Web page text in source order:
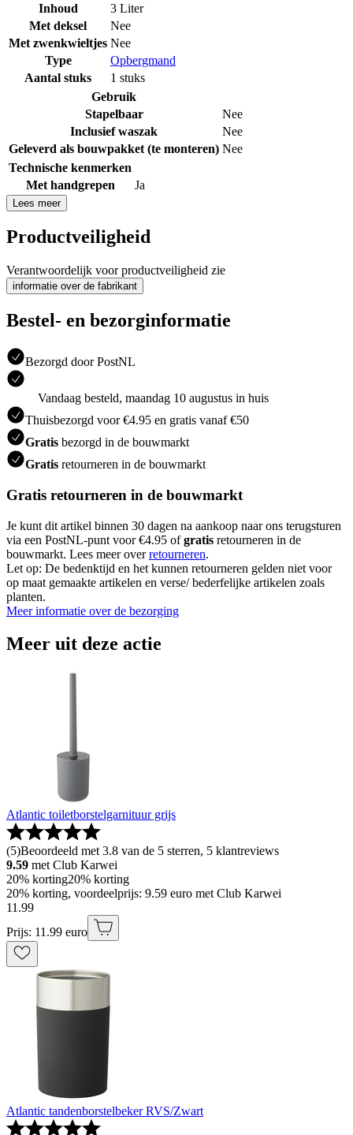
Inhoud
3 Liter
Met deksel
Nee
Met zwenkwieltjes Nee
Type
Opbergmand
Aantal stuks
1 stuks
Gebruik
Stapelbaar
Nee
Inclusief waszak
Nee
Geleverd als bouwpakket (te monteren) Nee
Technische kenmerken
Met handgrepen
Ja
Lees meer
Productveiligheid
Verantwoordelijk voor productveiligheid zie
informatie over de fabrikant
Bestel- en bezorginformatie
Bezorgd door PostNL
Vandaag besteld, maandag 10 augustus in huis
Thuisbezorgd voor €4.95 en gratis vanaf €50
Gratis bezorgd in de bouwmarkt
Gratis retourneren in de bouwmarkt
Gratis retourneren in de bouwmarkt
Je kunt dit artikel binnen 30 dagen na aankoop naar ons terugsturen
via een PostNL-punt voor €4.95 ofgratis retourneren in de
bouwmarkt. Lees meer overretourneren.
Let op: De bedenktijd en het kunnen retourneren gelden niet voor
op maat gemaakte artikelen en verse/ bederfelijke artikelen zoals
planten.
Meer informatie over de bezorging
Meer uit deze actie
Atlantic toiletborstelgarnituur grijs
(5)Beoordeeld met 3.8 van de 5 sterren, 5 klantreviews
9.59 met Club Karwei
20% korting20% korting
20% korting, voordeelprijs: 9.59 euro met Club Karwei
11 .99
Prijs: 11.99 euro
Atlantic tandenborstelbeker RVS/Zwart